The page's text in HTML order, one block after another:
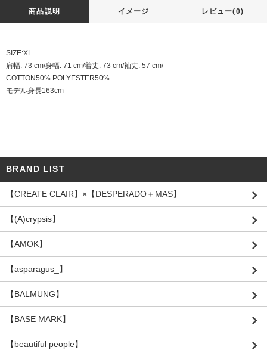
商品説明 イメージ レビュー(0)
SIZE:XL
肩幅: 73 cm/身幅: 71 cm/着丈: 73 cm/袖丈: 57 cm/
COTTON50% POLYESTER50%
モデル身長163cm
BRAND LIST
【CREATE CLAIR】×【DESPERADO＋MAS】
【(A)crypsis】
【AMOK】
【asparagus_】
【BALMUNG】
【BASE MARK】
【beautiful people】